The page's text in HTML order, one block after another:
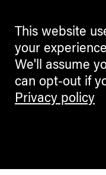
This website
your
We'll assume
can opt-out if
Privacy policy